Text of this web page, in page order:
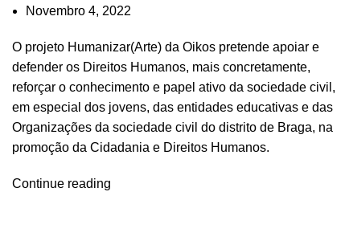
Novembro 4, 2022
O projeto Humanizar(Arte) da Oikos pretende apoiar e
defender os Direitos Humanos, mais concretamente,
reforçar o conhecimento e papel ativo da sociedade civil,
em especial dos jovens, das entidades educativas e das
Organizações da sociedade civil do distrito de Braga, na
promoção da Cidadania e Direitos Humanos.
Continue reading